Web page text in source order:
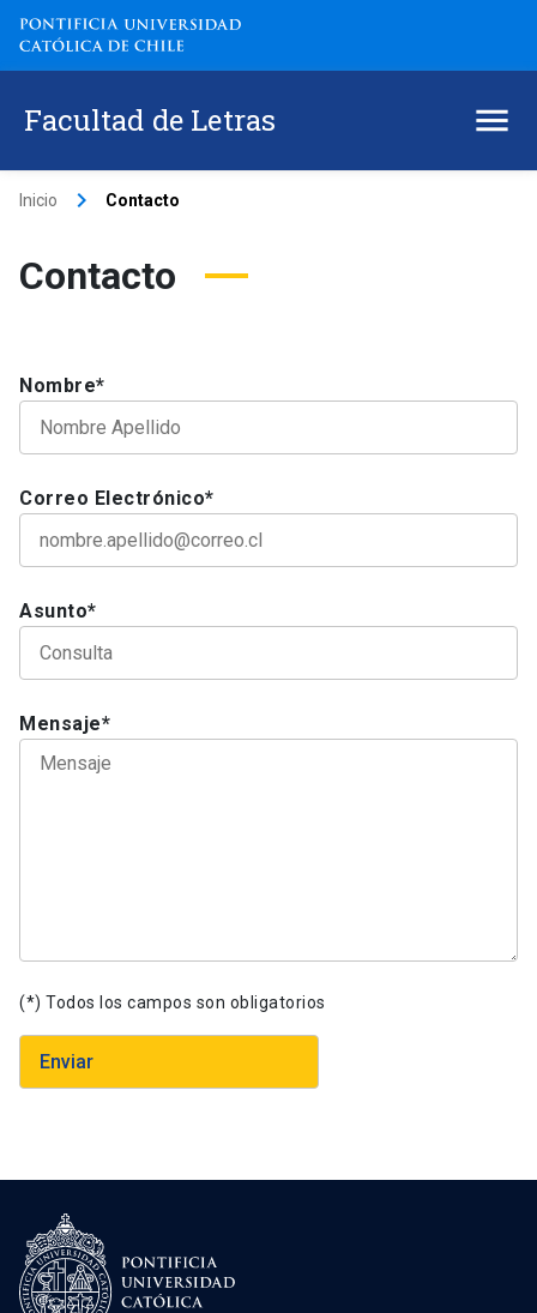
Facultad de Letras
Inicio keyboard_arrow_right Contacto
Contacto
Nombre*
Correo Electrónico*
Asunto*
Mensaje*
(*) Todos los campos son obligatorios